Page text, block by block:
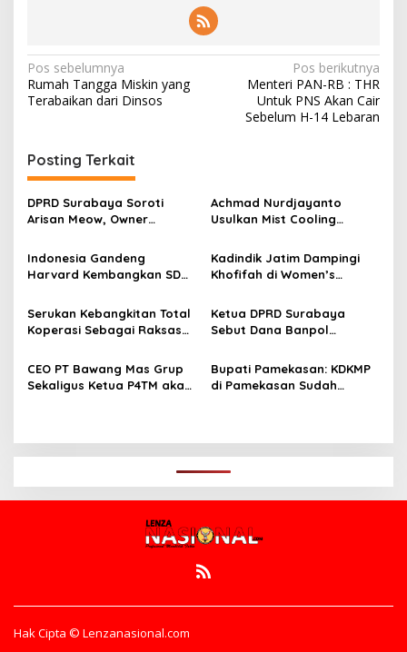
N
a
i
g
a
s
i
p
s
Pos sebelumnya
Rumah Tangga Miskin yang
Terabaikan dari Dinsos
Pos berikutnya
Menteri PAN-RB : THR
Untuk PNS Akan Cair
Sebelum H-14 Lebaran
Posting Terkait
DPRD Surabaya Soroti
Arisan Meow, Owner
Member Secara Bertahap
Achmad Nurdjayanto
Usulkan Mist Cooling
Surabaya di Tengah Cuaca
Panas
Indonesia Gandeng
Harvard Kembangkan SDM
Dunia
Kadindik Jatim Dampingi
Khofifah di Women’s
Perkuat Kepemimpinan
Perempuan untuk Indonesia
Berdampak
Serukan Kebangkitan Total
Koperasi Sebagai Raksasa
79
Ketua DPRD Surabaya
Sebut Dana Banpol
Pendidikan Politik
Masyarakat
CEO PT Bawang Mas Grup
Sekaligus Ketua P4TM akan
Bupati Pamekasan: KDKMP
di Pamekasan Sudah
Hak Cipta © Lenzanasional.com